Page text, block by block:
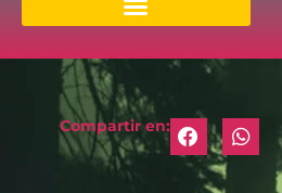
Compartir en: